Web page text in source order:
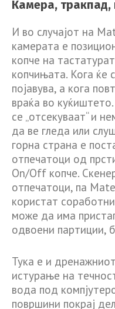
Камера, тракпад,
И во случајот на
камерата е
копче на
копчињата. Кога ќе
појавува, а кога
враќа во
се „отсекуваат“ и
да ве гледа или
горна страна е
отпечатоци од
On/Off копче.
отпечатоци, па
користат
може да има
одвоени партиции,
Тука е и
истурање на
вода под
површини покрај